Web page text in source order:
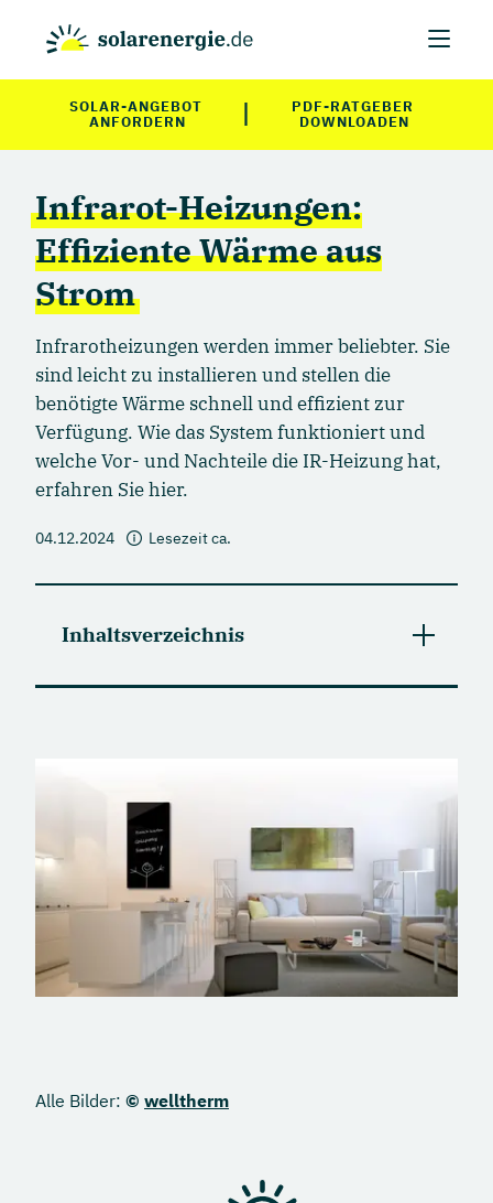
SOLAR-ANGEBOT
ANFORDERN
|
PDF-RATGEBER
DOWNLOADEN
Infrarot-Heizungen:
Effiziente Wärme aus
Strom
Infrarotheizungen werden immer beliebter. Sie
sind leicht zu installieren und stellen die
benötigte Wärme schnell und effizient zur
Verfügung. Wie das System funktioniert und
welche Vor- und Nachteile die IR-Heizung hat,
erfahren Sie hier.
04.12.2024 Lesezeit ca.
Inhaltsverzeichnis
Exkurs: Was ist Infrarotstrahlung
Aufbau von Infrarotheizungen
Welche Arten von Infrarotheizungen gibt es?
Warum sind Infrarotheizungen so effizient?
Vergleich der Infrarotheizung zu anderen
Wie umweltfreundlich sind Infrarotheizungen?
Alle Bilder: © welltherm